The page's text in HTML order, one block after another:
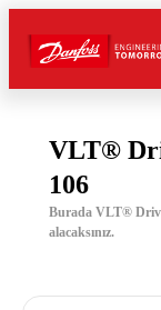
VLT®
106
Burada VLT®
alacaksınız.